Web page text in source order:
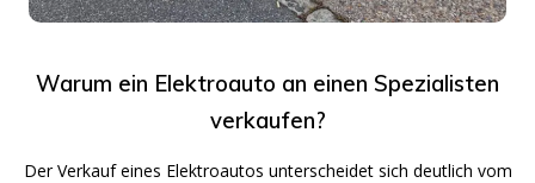
Warum ein Elektroauto an einen Spezialisten
verkaufen?
Der Verkauf eines Elektroautos unterscheidet sich deutlich vom